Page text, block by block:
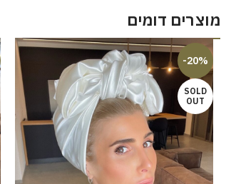
מוצרים דומים
-20%
SOLD
OUT